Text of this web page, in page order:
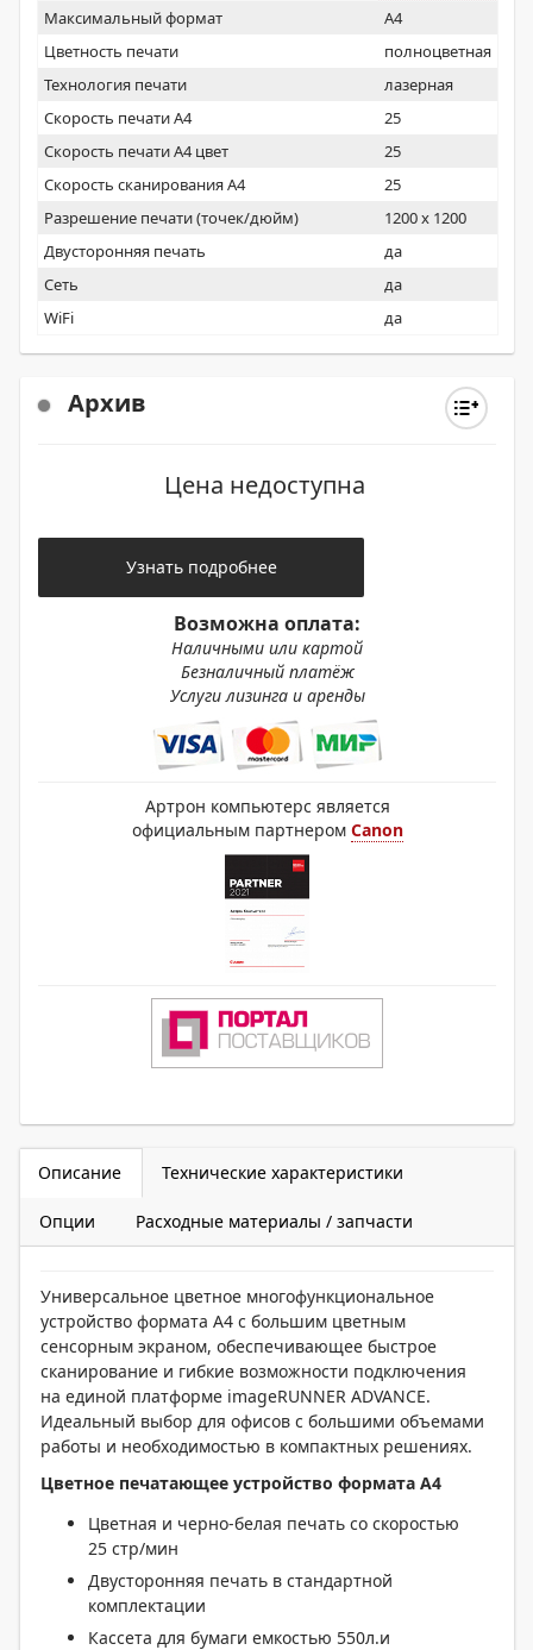
Максимальный формат
A4
Цветность печати
полноцветная
Технология печати
лазерная
Скорость печати А4
25
Скорость печати А4 цвет
25
Скорость сканирования А4
25
Разрешение печати (точек/дюйм)
1200 x 1200
Двусторонняя печать
да
Сеть
да
WiFi
да
Архив
Цена недоступна
Узнать подробнее
Возможна оплата:
Наличными или картой
Безналичный платёж
Услуги лизинга и аренды
Артрон компьютерс является
официальным партнером Canon
Описание Технические характеристики
Опции Расходные материалы / запчасти
Универсальное цветное многофункциональное
устройство формата A4 с большим цветным
сенсорным экраном, обеспечивающее быстрое
сканирование и гибкие возможности подключения
на единой платформе imageRUNNER ADVANCE.
Идеальный выбор для офисов с большими объемами
работы и необходимостью в компактных решениях.
Цветное печатающее устройство формата А4
Цветная и черно-белая печать со скоростью
25 стр/мин
Двусторонняя печать в стандартной
комплектации
Кассета для бумаги емкостью 550л.и